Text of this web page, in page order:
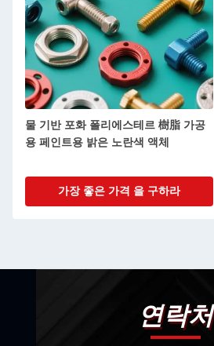
물 기반 포화 폴리에스테르 樹脂 가공
용 페인트용 밝은 노란색 액체
가장 좋은 가격 을 구하라
연락처